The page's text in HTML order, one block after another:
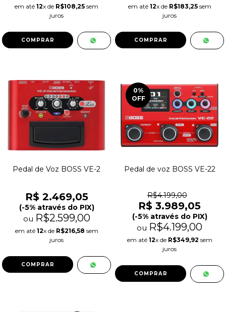
em até 12x de R$108,25 sem
juros
em até 12x de R$183,25sem
juros
Pedal de Voz BOSS VE-2
R$ 2.469,05
(-5% através do PIX)
ou R$2.599,00
em até 12x de R$216,58 sem
juros
0%
OFF
Pedal de voz BOSS VE-22
R$4.199,00
R$ 3.989,05
(-5% através do PIX)
ou R$4.199,00
em até 12x de R$349,92 sem
juros